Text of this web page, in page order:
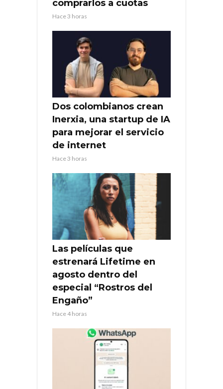
comprarlos a cuotas
Hace 3 horas
Dos colombianos crean
Inerxia, una startup de IA
para mejorar el servicio
de internet
Hace 3 horas
Las películas que
estrenará Lifetime en
agosto dentro del
especial “Rostros del
Engaño”
Hace 4 horas